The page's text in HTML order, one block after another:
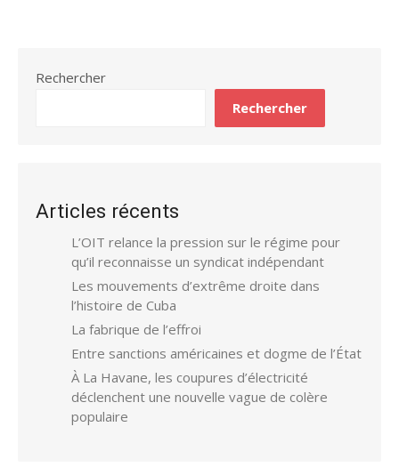
Rechercher
Rechercher
Articles récents
L’OIT relance la pression sur le régime pour
qu’il reconnaisse un syndicat indépendant
Les mouvements d’extrême droite dans
l’histoire de Cuba
La fabrique de l’effroi
Entre sanctions américaines et dogme de l’État
À La Havane, les coupures d’électricité
déclenchent une nouvelle vague de colère
populaire